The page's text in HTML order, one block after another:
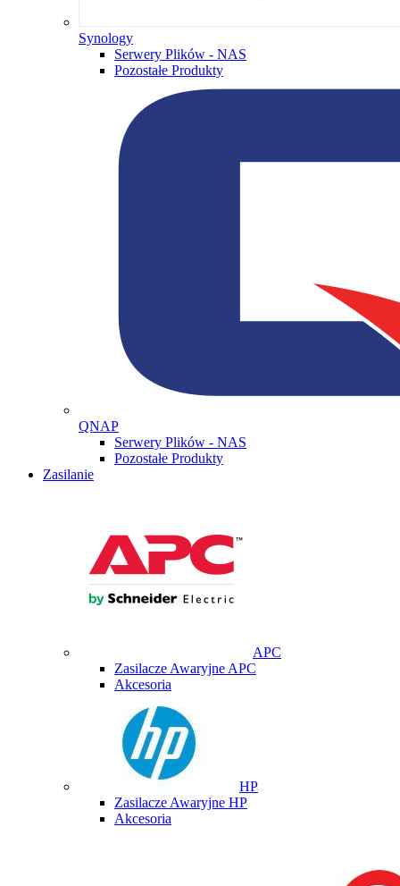
Synology
Serwery Plików - NAS
Pozostałe Produkty
QNAP
Serwery Plików - NAS
Pozostałe Produkty
Zasilanie
APC
Zasilacze Awaryjne APC
Akcesoria
HP
Zasilacze Awaryjne HP
Akcesoria